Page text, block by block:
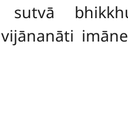
sutvā